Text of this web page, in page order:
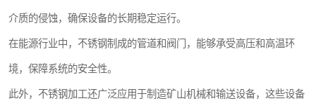
介质的侵蚀，确保设备的长期稳定运行。
在能源行业中，不锈钢制成的管道和阀门，能够承受高压和高温环
境，保障系统的安全性。
此外，不锈钢加工还广泛应用于制造矿山机械和输送设备，这些设备